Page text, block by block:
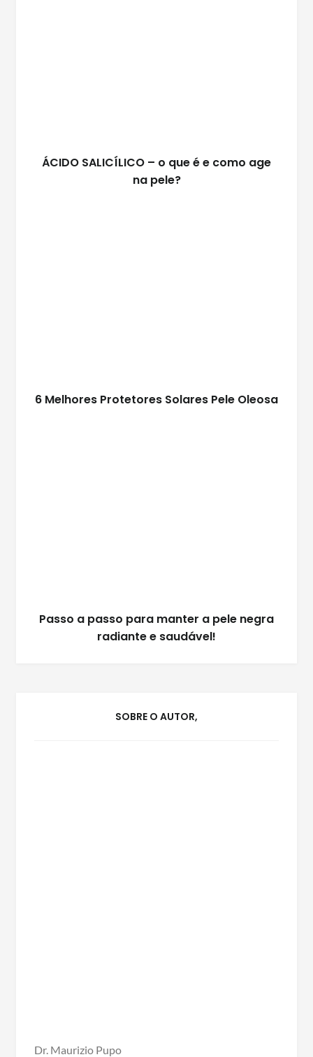
ÁCIDO SALICÍLICO – o que é e como age
na pele?
6 Melhores Protetores Solares Pele Oleosa
Passo a passo para manter a pele negra
radiante e saudável!
SOBRE O AUTOR,
Dr. Maurizio Pupo